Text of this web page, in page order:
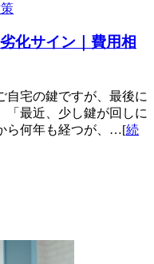
化サイン｜費用相
自宅の鍵ですが、最後に
「最近、少し鍵が回しに
ら何年も経つが、…[続